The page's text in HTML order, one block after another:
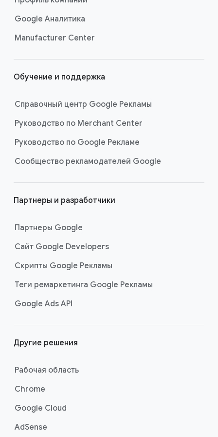
Узнайте больше об использовании
мобильного приложения для отслеживания
посетивстраницу «Рекомендации по
Реклама"».
Google Аналитика
Manufacturer Center
Обучение и поддержка
Справочный центр Google Рекламы
Руководство по Merchant Center
Руководство по Google Рекламе
Сообщество рекламодателей Google
Партнеры и разработчики
Партнеры Google
Сайт Google Developers
Скрипты Google Рекламы
Теги ремаркетинга Google Рекламы
Google Ads API
Другие решения
Рабочая область
Chrome
Google Cloud
AdSense